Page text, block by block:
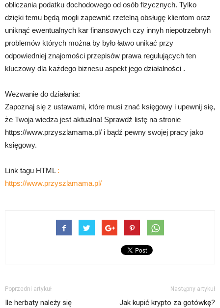
obliczania podatku dochodowego od osób fizycznych. Tylko
dzięki temu będą mogli zapewnić rzetelną obsługę klientom oraz
uniknąć ewentualnych kar finansowych czy innyh niepotrzebnyh
problemów których można by było łatwo unikać przy
odpowiedniej znajomości przepisów prawa regulujących ten
kluczowy dla każdego biznesu aspekt jego działalności .
Wezwanie do działania:
Zapoznaj się z ustawami, które musi znać księgowy i upewnij się,
że Twoja wiedza jest aktualna! Sprawdź listę na stronie
https://www.przyszlamama.pl/ i bądź pewny swojej pracy jako
księgowy.
Link tagu HTML :
https://www.przyszlamama.pl/
Poprzedni artykuł
Ile herbaty należy się
Następny artykuł
Jak kupić krypto za gotówkę?